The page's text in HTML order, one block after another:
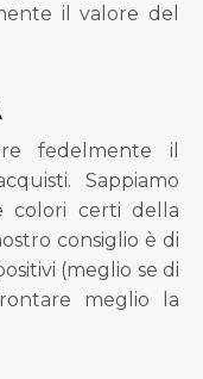
il valore del
fedelmente il
Sappiamo
colori certi della
consiglio è di
(meglio se di
meglio la